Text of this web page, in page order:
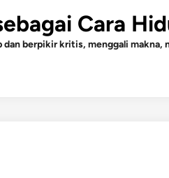
Cara
berpikir kritis, menggali makna,